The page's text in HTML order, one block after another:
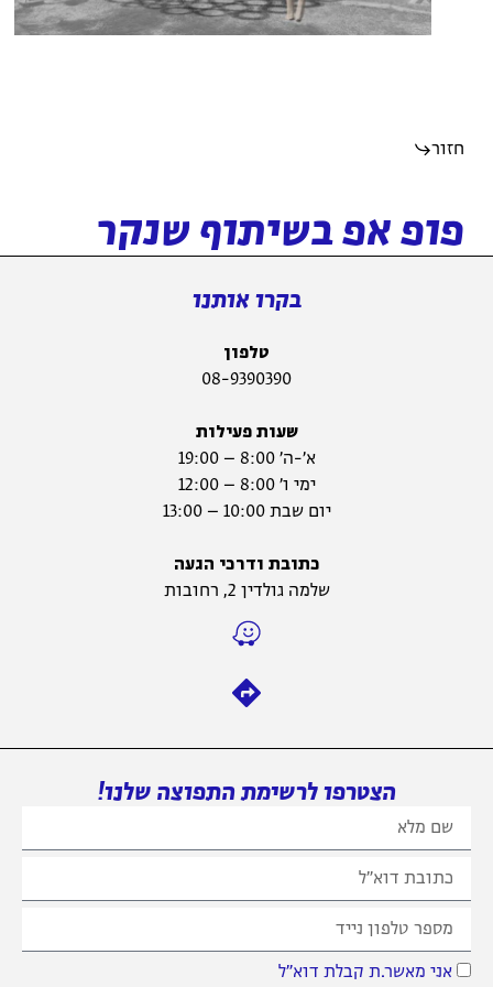
חזור
פופ אפ בשיתוף שנקר
בקרו אותנו
טלפון
08-9390390
שעות פעילות
א׳-ה׳ 8:00 – 19:00
ימי ו׳ 8:00 – 12:00
יום שבת 10:00 – 13:00
כתובת ודרכי הגעה
שלמה גולדין 2, רחובות
הצטרפו לרשימת התפוצה שלנו!
אני מאשר.ת קבלת דוא״ל